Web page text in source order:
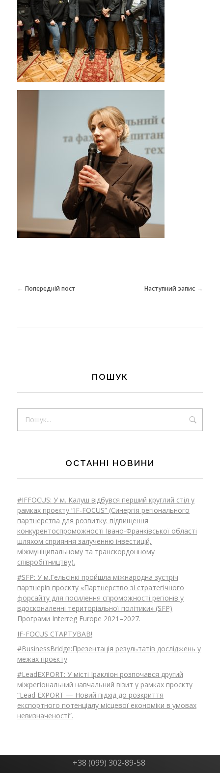
Попередній пост Наступний запис
ПОШУК
ОСТАННІ НОВИНИ
#IFFOCUS: У м. Калуш відбувся перший круглий стіл у
рамках проєкту “IF-FOCUS” (Синергія регіонального
партнерства для розвитку: підвищення
конкурентоспроможності Івано-Франківської області
шляхом сприяння залученню інвестицій,
міжмуніципальному та транскордонному
співробітництву).
#SFP: У м.Гельсінкі пройшла міжнародна зустріч
партнерів проєкту «Партнерство зі стратегічного
форсайту для посилення спроможності регіонів у
вдосконаленні територіальної політики» (SFP)
Програми Interreg Europe 2021–2027.
IF-FOCUS СТАРТУВАВ!
#BusinessBridge:Презентація результатів досліджень у
межах проєкту
#LeadEXPORT: У місті Іракліон розпочався другий
міжрегіональний навчальний візит у рамках проєкту
“Lead EXPORT — Новий підхід до розкриття
експортного потенціалу місцевої економіки в умовах
невизначеності”.
+38 (099) 302-89-58